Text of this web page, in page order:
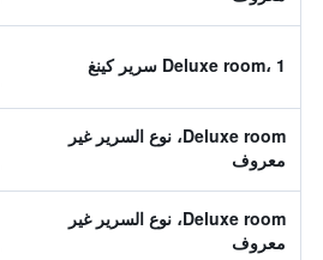
Deluxe room، 1 سرير كينغ
Deluxe room، نوع السرير غير
معروف
Deluxe room، نوع السرير غير
معروف